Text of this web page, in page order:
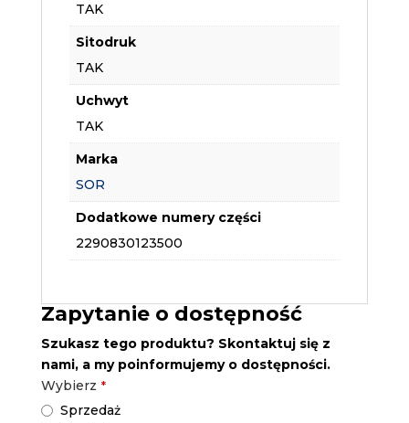
TAK
Sitodruk
TAK
Uchwyt
TAK
Marka
SOR
Dodatkowe numery części
2290830123500
Zapytanie o dostępność
Szukasz tego produktu? Skontaktuj się z
nami, a my poinformujemy o dostępności.
Wybierz *
Sprzedaż